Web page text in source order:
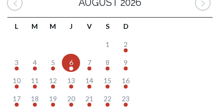
AUGUST 2026
L M M J V S D
1 2
3 4 5 6 7 8 9
10 11 12 13 14 15 16
17 18 19 20 21 22 23